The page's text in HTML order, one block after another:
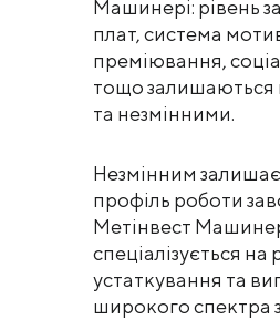
Машинері: рівень
плат, система
преміювання,
тощо залишаються
та незмінними.
Незмінним
профіль роботи
Метінвест
спеціалізується на
устаткування та
широкого спектра